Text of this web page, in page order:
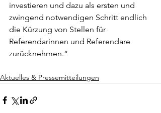
investieren und dazu als ersten und
zwingend notwendigen Schritt endlich
die Kürzung von Stellen für
Referendarinnen und Referendare
zurücknehmen.“
Aktuelles & Pressemitteilungen